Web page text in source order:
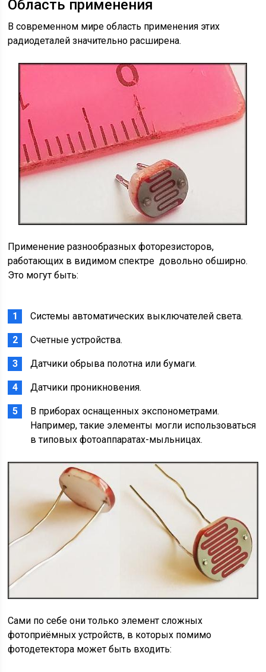
Область применения
В современном мире область применения этих
радиодеталей значительно расширена.
Применение разнообразных фоторезисторов,
работающих в видимом спектре довольно обширно.
Это могут быть:
Системы автоматических выключателей света.
Счетные устройства.
Датчики обрыва полотна или бумаги.
Датчики проникновения.
В приборах оснащенных экспонометрами.
Например, такие элементы могли использоваться
в типовых фотоаппаратах-мыльницах.
Сами по себе они только элемент сложных
фотоприёмных устройств, в которых помимо
фотодетектора может быть входить: